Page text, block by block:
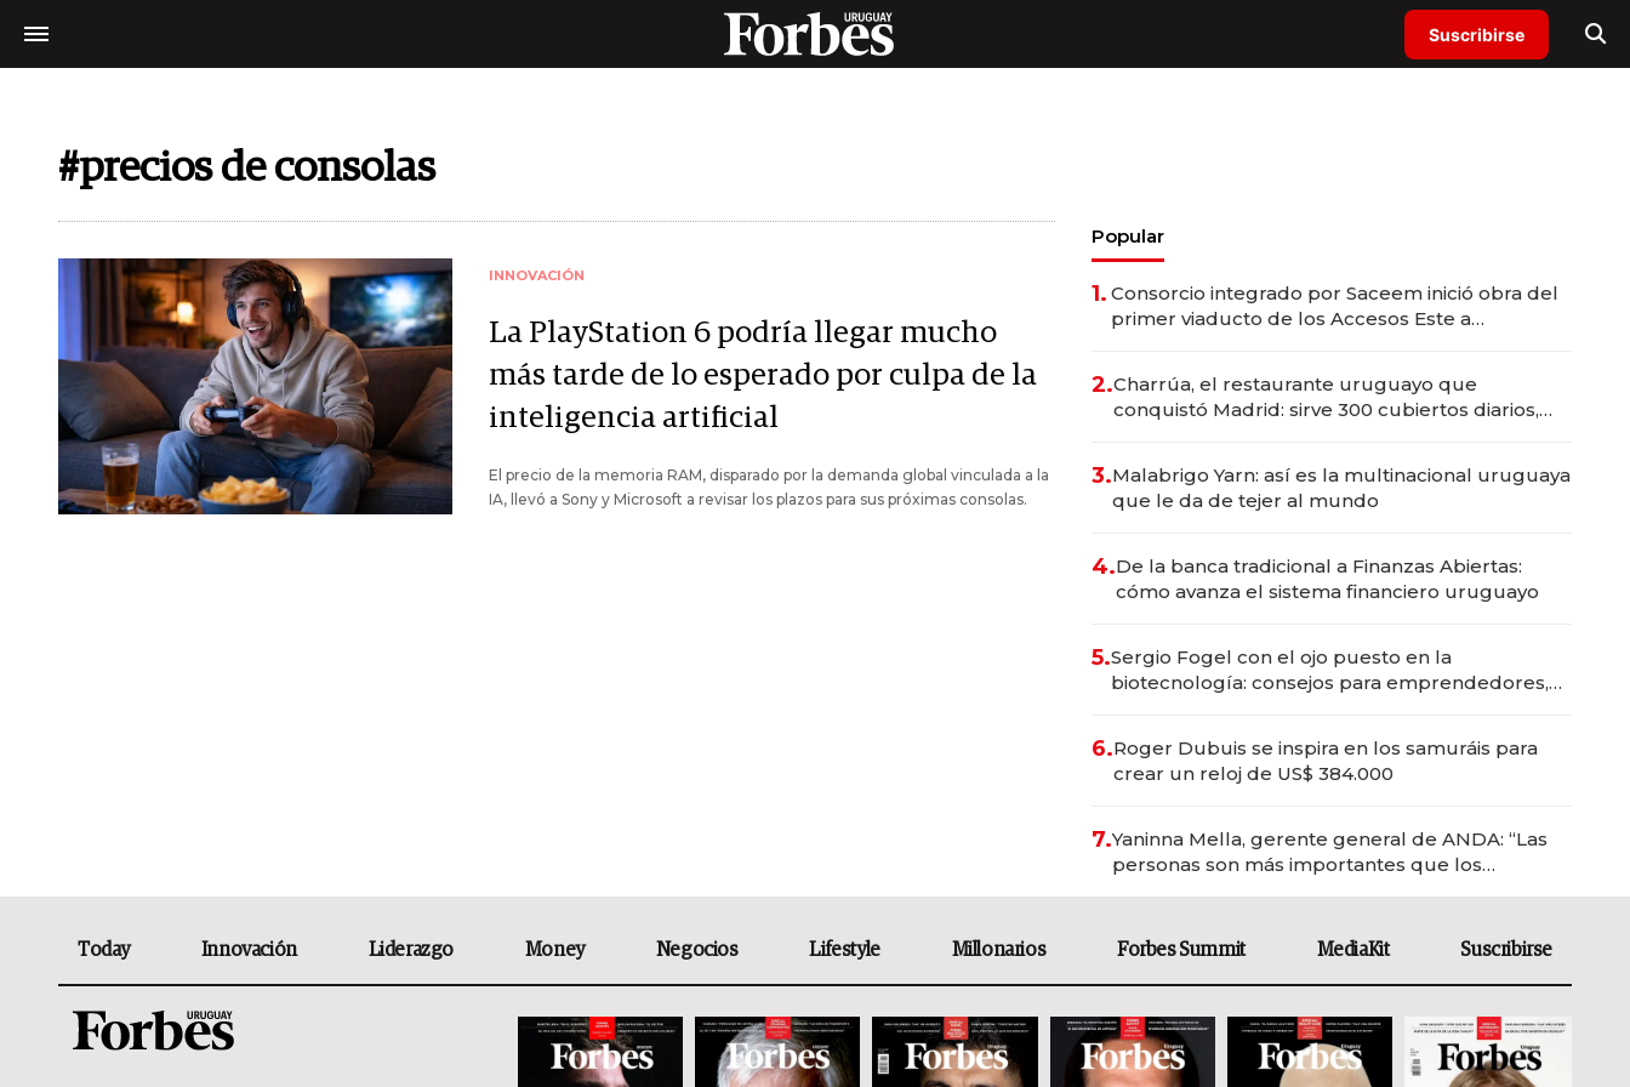
Suscribirse
#precios de consolas
INNOVACIÓN
La PlayStation 6 podría llegar mucho
más tarde de lo esperado por culpa de la
inteligencia artificial
El precio de la memoria RAM, disparado por la demanda global vinculada a la
IA, llevó a Sony y Microsoft a revisar los plazos para sus próximas consolas.
Popular
1. Consorcio integrado por Saceem inició obra del
primer viaducto de los Accesos Este a
2.Charrúa, el restaurante uruguayo que
conquistó Madrid: sirve 300 cubiertos diarios,
3.Malabrigo Yarn: así es la multinacional uruguaya
que le da de tejer al mundo
4.De la banca tradicional a Finanzas Abiertas:
cómo avanza el sistema financiero uruguayo
5.Sergio Fogel con el ojo puesto en la
biotecnología: consejos para emprendedores,
6.Roger Dubuis se inspira en los samuráis para
crear un reloj de US$ 384.000
7.Yaninna Mella, gerente general de ANDA: “Las
personas son más importantes que los
Today Innovación Liderazgo Money Negocios Lifestyle Millonarios Forbes Summit MediaKit Suscribirse